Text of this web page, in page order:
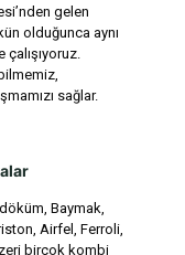
gelen
olduğunca aynı
sağlar.
Baymak,
Airfel, Ferroli,
birçok kombi